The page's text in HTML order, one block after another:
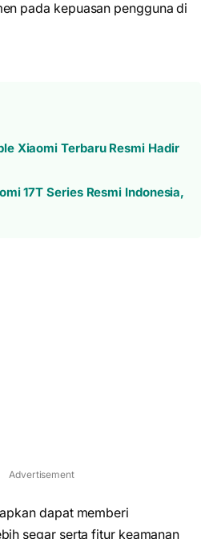
pada kepuasan pengguna di
Xiaomi Terbaru Resmi Hadir
17T Series Resmi Indonesia,
Advertisement
dapat memberi
segar serta fitur keamanan